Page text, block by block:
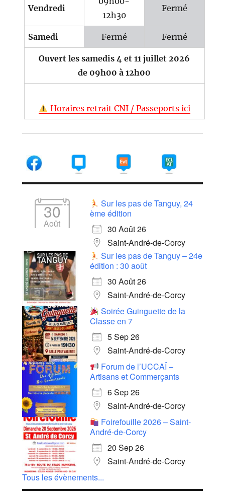
Vendredi
12h30
Fermé
Samedi Fermé Fermé
Ouvert les samedis 4 et 11 juillet 2026
de 09h00 à 12h00
Horaires retrait CNI / Passeports ici
30
Août
Sur les pas de Tanguy, 24
ème édition
30 Août 26
Saint-André-de-Corcy
Sur les pas de Tanguy – 24e
édition : 30 août
30 Août 26
Saint-André-de-Corcy
Soirée Guinguette de la
Classe en 7
5 Sep 26
Saint-André-de-Corcy
Forum de l’UCCAÏ –
Artisans et Commerçants
6 Sep 26
Saint-André-de-Corcy
Foirefouille 2026 – Saint-
André-de-Corcy
20 Sep 26
Saint-André-de-Corcy
Tous les évènements...